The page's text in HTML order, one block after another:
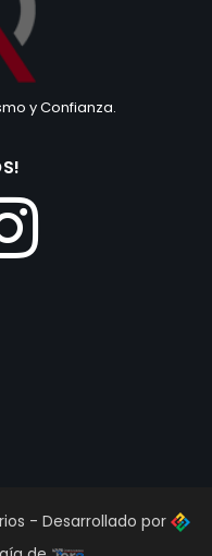
y Confianza.
- Desarrollado por